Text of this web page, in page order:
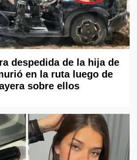
despedida de la hija de
en la ruta luego de
sobre ellos